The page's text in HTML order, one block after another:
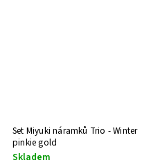
Set Miyuki náramků Trio - Winter
pinkie gold
Skladem